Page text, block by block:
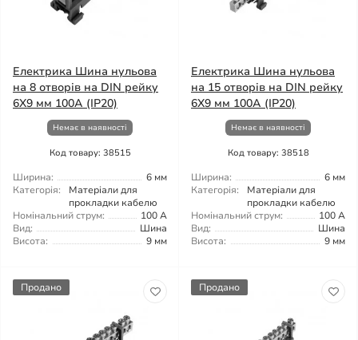
Електрика Шина нульова
на 8 отворів на DIN рейку
6X9 мм 100A (IP20)
Немає в наявності
Код товару: 38515
Ширина:
6 мм
Категорія:
Матеріали для
прокладки кабелю
Номінальний струм:
100 А
Вид:
Шина
Висота:
9 мм
Електрика Шина нульова
на 15 отворів на DIN рейку
6X9 мм 100A (IP20)
Немає в наявності
Код товару: 38518
Ширина:
6 мм
Категорія:
Матеріали для
прокладки кабелю
Номінальний струм:
100 А
Вид:
Шина
Висота:
9 мм
Продано Продано